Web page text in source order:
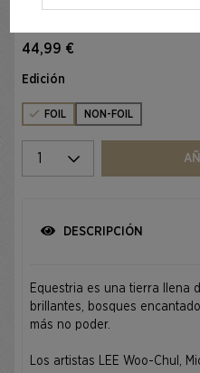
SECRET LAIR X MY
44,99 €
Edición
FOIL NON-FOIL
Seleccione una cantidad
DESCRIPCIÓN
Equestria es una tierra llena
brillantes, bosques
más no poder.
Los artistas LEE Woo-Chul,